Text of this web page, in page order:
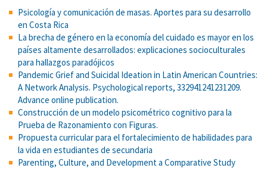
Psicología y comunicación de masas. Aportes para su desarrollo
en Costa Rica
La brecha de género en la economía del cuidado es mayor en los
países altamente desarrollados: explicaciones socioculturales
para hallazgos paradójicos
Pandemic Grief and Suicidal Ideation in Latin American Countries:
A Network Analysis. Psychological reports, 332941241231209.
Advance online publication.
Construcción de un modelo psicométrico cognitivo para la
Prueba de Razonamiento con Figuras.
Propuesta curricular para el fortalecimiento de habilidades para
la vida en estudiantes de secundaria
Parenting, Culture, and Development a Comparative Study